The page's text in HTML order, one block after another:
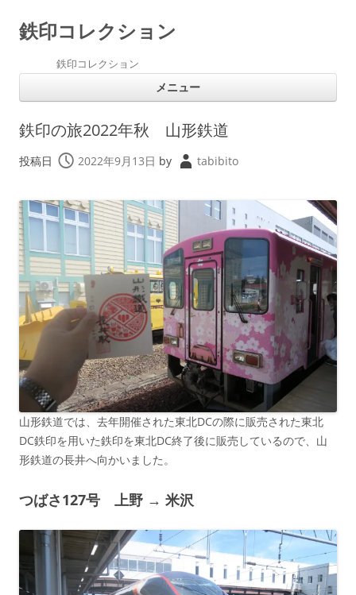
鉄印コレクション
鉄印コレクション
メニュー
鉄印の旅2022年秋 山形鉄道
投稿日 2022年9月13日 by tabibito
山形鉄道では、去年開催された東北DCの際に販売された東北
DC鉄印を用いた鉄印を東北DC終了後に販売しているので、山
形鉄道の長井へ向かいました。
つばさ127号 上野 → 米沢